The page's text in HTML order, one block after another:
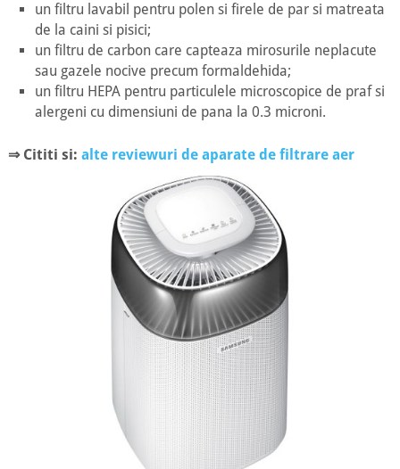
un filtru lavabil pentru polen si firele de par si matreata
de la caini si pisici;
un filtru de carbon care capteaza mirosurile neplacute
sau gazele nocive precum formaldehida;
un filtru HEPA pentru particulele microscopice de praf si
alergeni cu dimensiuni de pana la 0.3 microni.
⇒ Cititi si: alte reviewuri de aparate de filtrare aer